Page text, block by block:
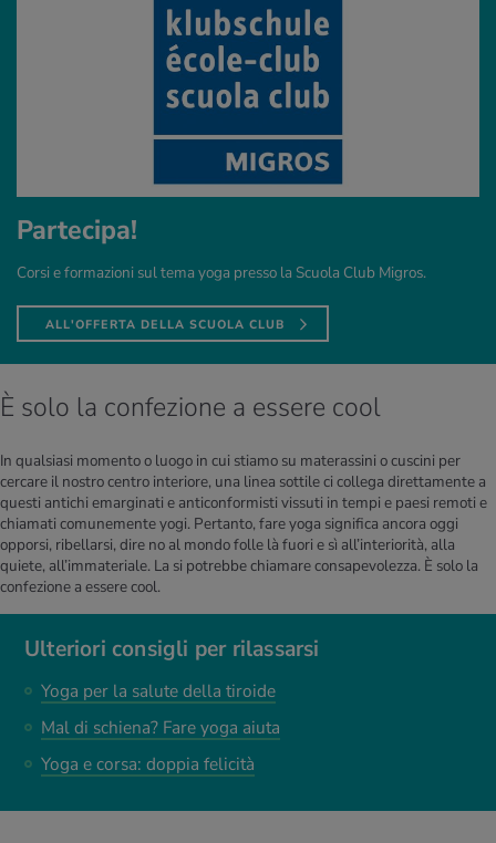
Partecipa!
Corsi e formazioni sul tema yoga presso la Scuola Club Migros.
ALL'OFFERTA DELLA SCUOLA CLUB
È solo la confezione a essere cool
Ulteriori consigli per rilassarsi
Yoga per la salute della tiroide
Mal di schiena? Fare yoga aiuta
Yoga e corsa: doppia felicità
In qualsiasi momento o luogo in cui stiamo su materassini o cuscini per
cercare il nostro centro interiore, una linea sottile ci collega direttamente a
questi antichi emarginati e anticonformisti vissuti in tempi e paesi remoti e
chiamati comunemente yogi. Pertanto, fare yoga significa ancora oggi
opporsi, ribellarsi, dire no al mondo folle là fuori e sì all’interiorità, alla
quiete, all’immateriale. La si potrebbe chiamare consapevolezza. È solo la
confezione a essere cool.